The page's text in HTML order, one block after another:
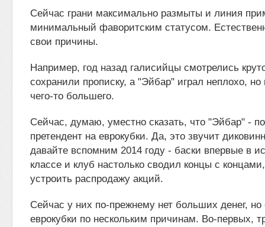
Сейчас грани максимально размыты и линия
минимальный фаворитским статусом.
свои причины.
Например, год назад галисийцы смотрелись
сохранили прописку, а "Эйбар" играл неплохо, но
чего-то большего.
Сейчас, думаю, уместно сказать, что "Эйбар" -
претендент на еврокубки. Да, это звучит
давайте вспомним 2014 году - баски впервые в
классе и клуб настолько сводил концы с
устроить распродажу акций.
Сейчас у них по-прежнему нет больших денег,
еврокубки по нескольким причинам. Во-первых,